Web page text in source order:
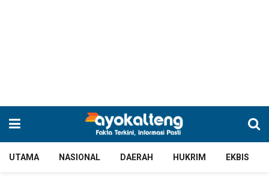
UTAMA NASIONAL DAERAH HUKRIM EKBIS